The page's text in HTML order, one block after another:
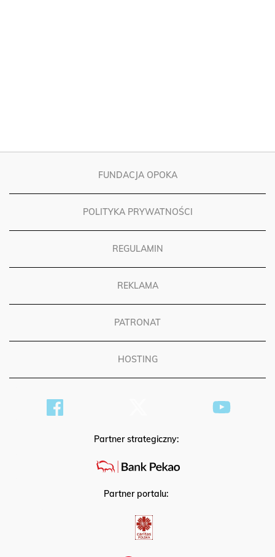
FUNDACJA OPOKA
POLITYKA PRYWATNOŚCI
REGULAMIN
REKLAMA
PATRONAT
HOSTING
Partner strategiczny:
Partner portalu: